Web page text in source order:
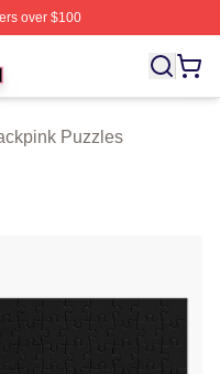
over $100
Merchandise
Puzzles